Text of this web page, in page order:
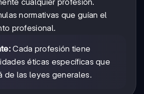
normativas que guían el
profesional.
Cada profesión tiene
éticas específicas que
de las leyes generales.